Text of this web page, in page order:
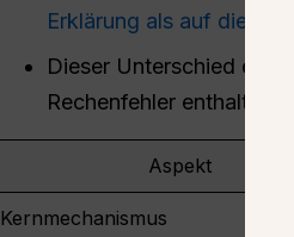
Erklärung als auf die
Dieser Unterschied
Rechenfehler enthalten.
Aspekt
Kernmechanismus